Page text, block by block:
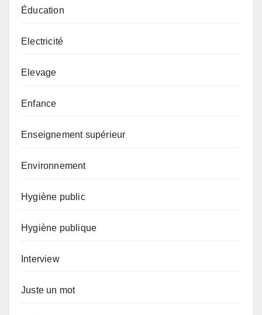
Éducation
Electricité
Elevage
Enfance
Enseignement supérieur
Environnement
Hygiène public
Hygiène publique
Interview
Juste un mot